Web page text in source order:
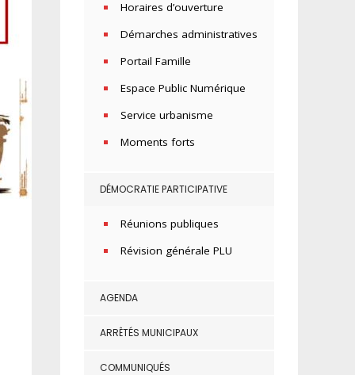
Horaires d’ouverture
Démarches administratives
Portail Famille
Espace Public Numérique
Service urbanisme
Moments forts
DÉMOCRATIE PARTICIPATIVE
Réunions publiques
Révision générale PLU
AGENDA
ARRÊTÉS MUNICIPAUX
COMMUNIQUÉS